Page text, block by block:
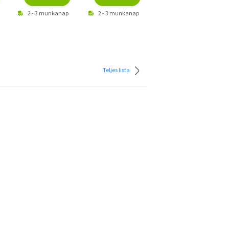
2 - 3 munkanap 2 - 3 munkanap
Teljes lista